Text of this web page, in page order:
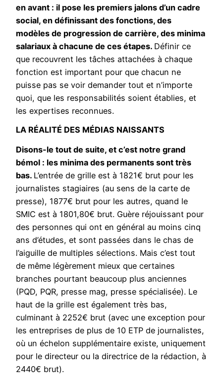
en avant : il pose les premiers jalons d’un cadre
social, en définissant des fonctions, des
modèles de progression de carrière, des minima
salariaux à chacune de ces étapes. Définir ce
que recouvrent les tâches attachées à chaque
fonction est important pour que chacun ne
puisse pas se voir demander tout et n’importe
quoi, que les responsabilités soient établies, et
les expertises reconnues.
LA RÉALITÉ DES MÉDIAS NAISSANTS
Disons-le tout de suite, et c’est notre grand
bémol : les minima des permanents sont très
bas. L’entrée de grille est à 1821€ brut pour les
journalistes stagiaires (au sens de la carte de
presse), 1877€ brut pour les autres, quand le
SMIC est à 1801,80€ brut. Guère réjouissant pour
des personnes qui ont en général au moins cinq
ans d’études, et sont passées dans le chas de
l’aiguille de multiples sélections. Mais c’est tout
de même légèrement mieux que certaines
branches pourtant beaucoup plus anciennes
(PQD, PQR, presse mag, presse spécialisée). Le
haut de la grille est également très bas,
culminant à 2252€ brut (avec une exception pour
les entreprises de plus de 10 ETP de journalistes,
où un échelon supplémentaire existe, uniquement
pour le directeur ou la directrice de la rédaction, à
2440€ brut).